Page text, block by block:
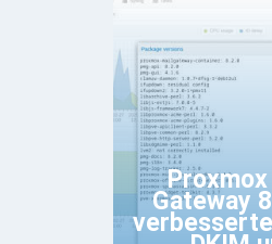
Proxmox
Gateway